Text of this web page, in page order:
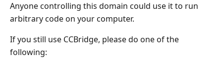
Anyone controlling this domain could use it to run
arbitrary code on your computer.
If you still use CCBridge, please do one of the
following: